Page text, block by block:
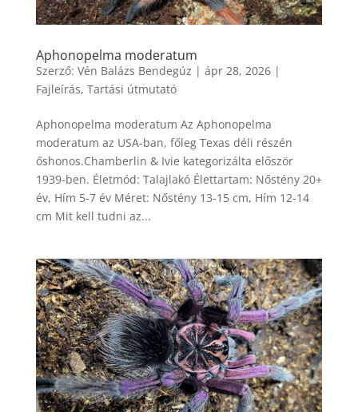
Aphonopelma moderatum
Szerző: Vén Balázs Bendegúz | ápr 28, 2026|
Fajleírás, Tartási útmutató
Aphonopelma moderatum Az Aphonopelma
moderatum az USA-ban, főleg Texas déli részén
őshonos.Chamberlin & Ivie kategorizálta először
1939-ben. Életmód: Talajlakó Élettartam: Nőstény 20+
év, Hím 5-7 év Méret: Nőstény 13-15 cm, Hím 12-14
cm Mit kell tudni az...